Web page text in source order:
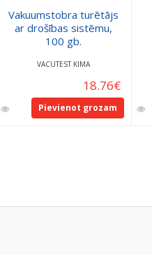
Vakuumstobra turētājs
ar drošības sistēmu,
100 gb.
VACUTEST KIMA
18.76€
Pievienot grozam